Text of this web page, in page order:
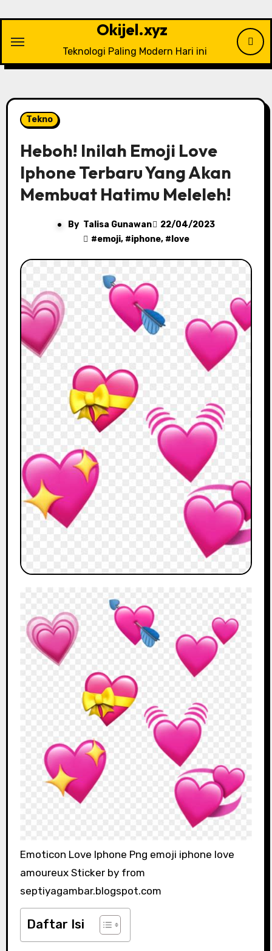
content
Okijel.xyz
Teknologi Paling Modern Hari ini
Tekno
Heboh! Inilah Emoji Love
Iphone Terbaru Yang Akan
Membuat Hatimu Meleleh!
By Talisa Gunawan
22/04/2023
#emoji, #iphone, # love
Emoticon Love Iphone Png emoji iphone love
amoureux Sticker by from
septiyagambar.blogspot.com
Daftar Isi